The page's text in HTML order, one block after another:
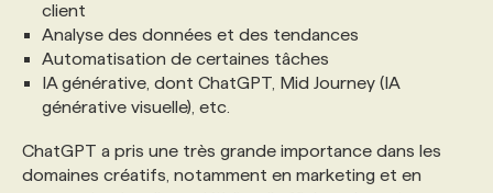
client
Analyse des données et des tendances
Automatisation de certaines tâches
IA générative, dont ChatGPT, Mid Journey (IA
générative visuelle), etc.
ChatGPT a pris une très grande importance dans les
domaines créatifs, notamment en marketing et en